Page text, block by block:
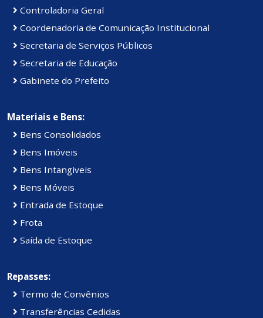
Controladoria Geral
Coordenadoria de Comunicação Institucional
Secretaria de Serviços Públicos
Secretaria de Educação
Gabinete do Prefeito
Materiais e Bens:
Bens Consolidados
Bens Imóveis
Bens Intangiveis
Bens Móveis
Entrada de Estoque
Frota
Saída de Estoque
Repasses:
Termo de Convênios
Transferências Cedidas